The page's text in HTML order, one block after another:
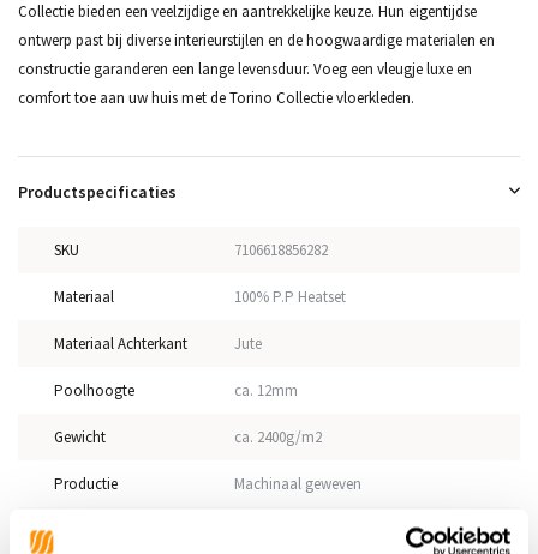
Collectie bieden een veelzijdige en aantrekkelijke keuze. Hun eigentijdse
ontwerp past bij diverse interieurstijlen en de hoogwaardige materialen en
constructie garanderen een lange levensduur. Voeg een vleugje luxe en
comfort toe aan uw huis met de Torino Collectie vloerkleden.
Productspecificaties
SKU 7106618856282
Materiaal 100% P.P Heatset
Materiaal Achterkant Jute
Poolhoogte ca. 12mm
Gewicht ca. 2400g/m2
Productie Machinaal geweven